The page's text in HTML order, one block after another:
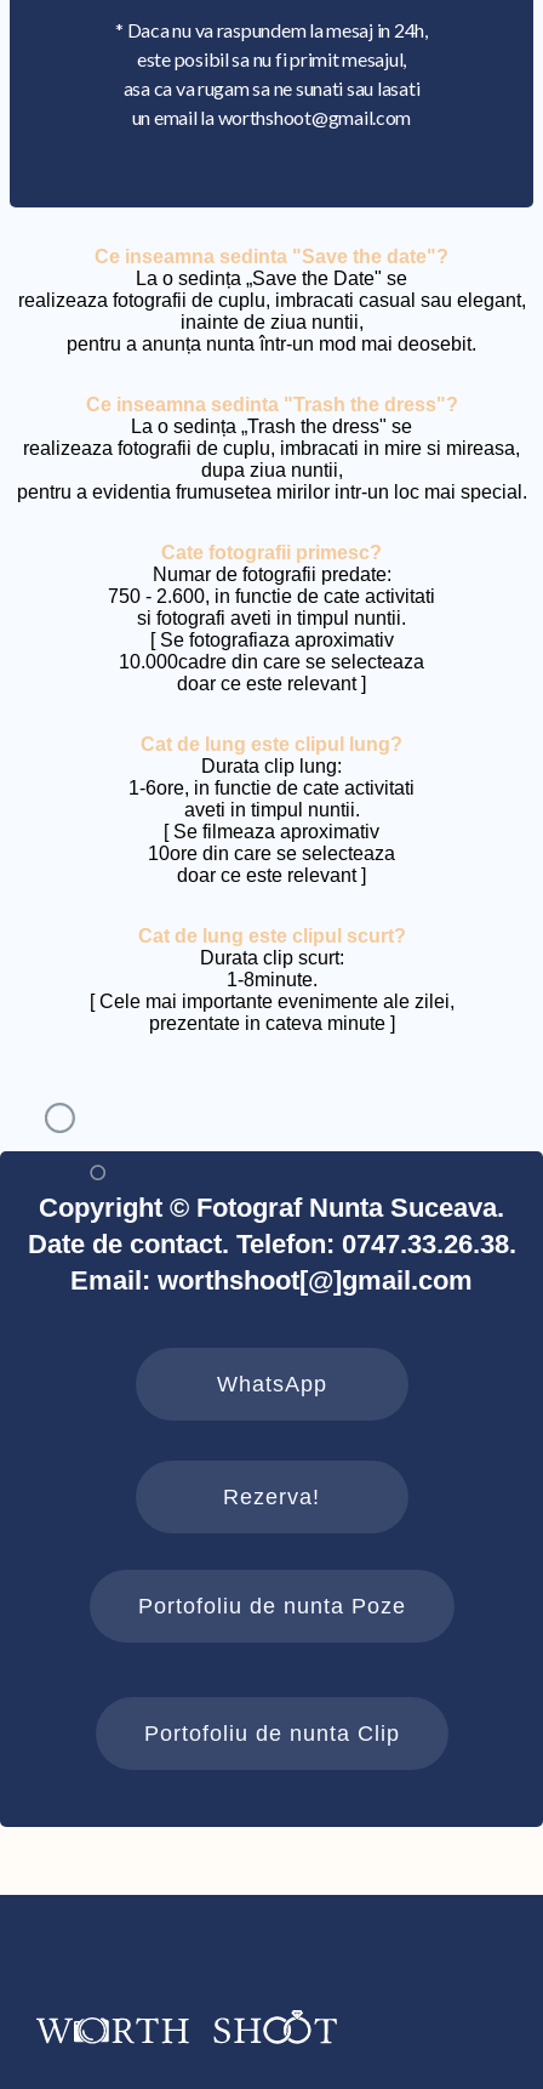
* Daca nu va raspundem la mesaj in 24h,
este posibil sa nu fi primit mesajul,
asa ca va rugam sa ne sunati sau lasati
un email la worthshoot@gmail.com
Ce inseamna sedinta "Save the date"?
La o sedința „Save the Date" se
realizeaza fotografii de cuplu, imbracati casual sau elegant,
inainte de ziua nuntii,
pentru a anunța nunta într-un mod mai deosebit.
Ce inseamna sedinta "Trash the dress"?
La o sedința „Trash the dress" se
realizeaza fotografii de cuplu, imbracati in mire si mireasa,
dupa ziua nuntii,
pentru a evidentia frumusetea mirilor intr-un loc mai special.
Cate fotografii primesc?
Numar de fotografii predate:
750 - 2.600, in functie de cate activitati
si fotografi aveti in timpul nuntii.
[ Se fotografiaza aproximativ
10.000cadre din care se selecteaza
doar ce este relevant ]
Cat de lung este clipul lung?
Durata clip lung:
1-6ore, in functie de cate activitati
aveti in timpul nuntii.
[ Se filmeaza aproximativ
10ore din care se selecteaza
doar ce este relevant ]
Cat de lung este clipul scurt?
Durata clip scurt:
1-8minute.
[ Cele mai importante evenimente ale zilei,
prezentate in cateva minute ]
Copyright © Fotograf Nunta Suceava.
Date de contact. Telefon: 0747.33.26.38.
Email: worthshoot[@]gmail.com
WhatsApp
Rezerva!
Portofoliu de nunta Poze
Portofoliu de nunta Clip